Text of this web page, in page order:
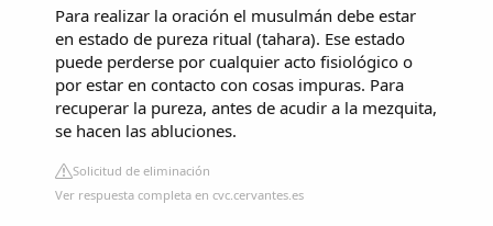
Para realizar la oración el musulmán debe estar
en estado de pureza ritual (tahara). Ese estado
puede perderse por cualquier acto fisiológico o
por estar en contacto con cosas impuras. Para
recuperar la pureza, antes de acudir a la mezquita,
se hacen las abluciones.
Solicitud de eliminación
Ver respuesta completa en cvc.cervantes.es